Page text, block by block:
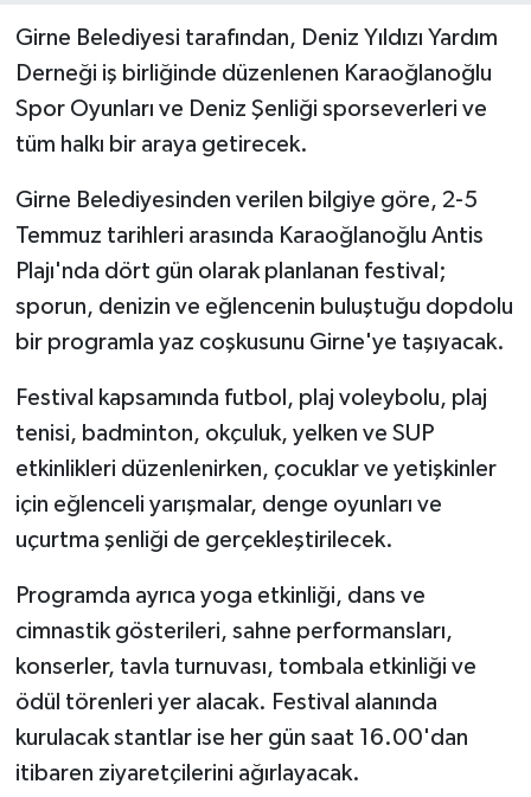
Girne Belediyesi tarafından, Deniz Yıldızı Yardım
Derneği iş birliğinde düzenlenen Karaoğlanoğlu
Spor Oyunları ve Deniz Şenliği sporseverleri ve
tüm halkı bir araya getirecek.
Girne Belediyesinden verilen bilgiye göre, 2-5
Temmuz tarihleri arasında Karaoğlanoğlu Antis
Plajı'nda dört gün olarak planlanan festival;
sporun, denizin ve eğlencenin buluştuğu dopdolu
bir programla yaz coşkusunu Girne'ye taşıyacak.
Festival kapsamında futbol, plaj voleybolu, plaj
tenisi, badminton, okçuluk, yelken ve SUP
etkinlikleri düzenlenirken, çocuklar ve yetişkinler
için eğlenceli yarışmalar, denge oyunları ve
uçurtma şenliği de gerçekleştirilecek.
Programda ayrıca yoga etkinliği, dans ve
cimnastik gösterileri, sahne performansları,
konserler, tavla turnuvası, tombala etkinliği ve
ödül törenleri yer alacak. Festival alanında
kurulacak stantlar ise her gün saat 16.00'dan
itibaren ziyaretçilerini ağırlayacak.
LAPTA
LEFKOŞA
Nöbetçi Eczaneler
ÖZEL HABER
SİYASET
TATLISU
TEKNOLOJİ
TİCARET
YAŞAM